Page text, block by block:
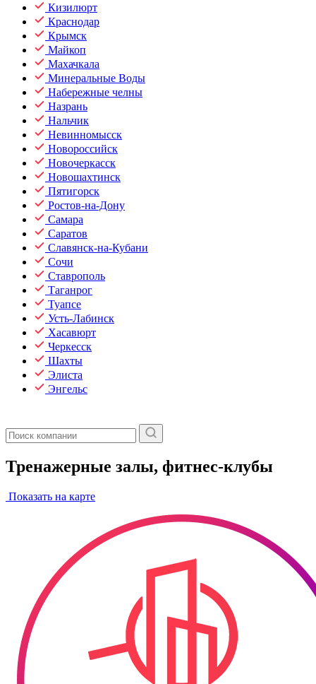
Кизилюрт
Краснодар
Крымск
Майкоп
Махачкала
Минеральные Воды
Набережные челны
Назрань
Нальчик
Невинномысск
Новороссийск
Новочеркасск
Новошахтинск
Пятигорск
Ростов-на-Дону
Самара
Саратов
Славянск-на-Кубани
Сочи
Ставрополь
Таганрог
Туапсе
Усть-Лабинск
Хасавюрт
Черкесск
Шахты
Элиста
Энгельс
Тренажерные залы, фитнес-клубы
Показать на карте